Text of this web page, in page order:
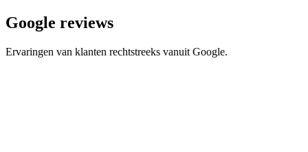
Google reviews
Ervaringen van klanten rechtstreeks vanuit Google.